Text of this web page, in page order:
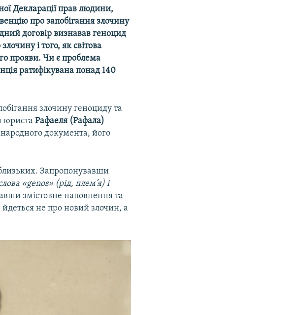
Декларації прав людини,
про запобігання злочину
договір визнавав геноцид
і того, як світова
прояви. Чи є проблема
ратифікувана понад 140
злочину геноциду та
юристаРафаеля (Рафала)
документа, його
Запропонувавши
«genos» (рід, плем’я) і
змістовне наповнення та
не про новий злочин, а